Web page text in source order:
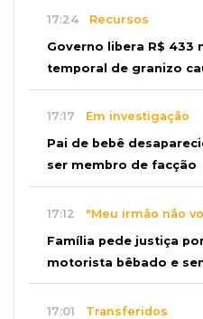
17:24 Recursos
Governo libera R$ 433
temporal de granizo
17:17 Em investigação
Pai de bebê
ser membro de facção
17:12 "Meu irmão não
Família pede justiça
motorista bêbado e
17:01 Transferidos